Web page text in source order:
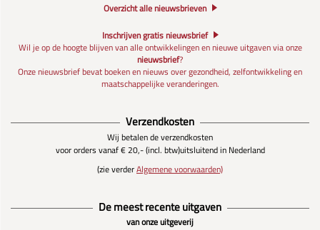
Overzicht alle nieuwsbrieven
Inschrijven gratis nieuwsbrief
Wil je op de hoogte blijven van alle ontwikkelingen en nieuwe uitgaven via onze
nieuwsbrief?
Onze nieuwsbrief bevat boeken en nieuws over gezondheid, zelfontwikkeling en
maatschappelijke veranderingen.
Verzendkosten
Wij betalen de verzendkosten
voor orders vanaf € 20,- (incl. btw)uitsluitend in Nederland
(zie verderAlgemene voorwaarden)
De meest recente uitgaven
van onze uitgeverij